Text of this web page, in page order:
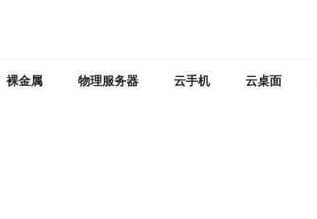
裸金属 物理服务器 云手机 云桌面